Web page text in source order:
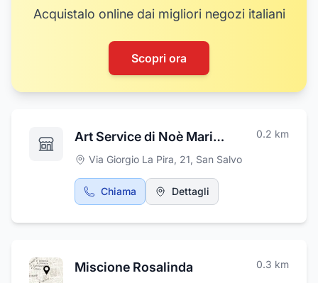
Acquistalo online dai migliori negozi italiani
Scopri ora
Art Service di Noè Mario e Griguoli Maria 0.2 km
Via Giorgio La Pira, 21, San Salvo
Chiama Dettagli
Miscione Rosalinda 0.3 km